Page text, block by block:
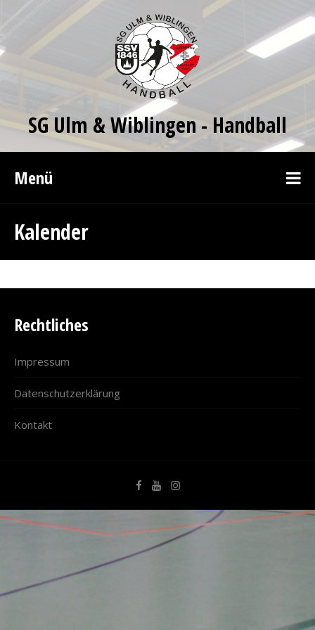
SG Ulm & Wiblingen - Handball
Menü
Kalender
Rechtliches
Impressum
Datenschutzerklärung
Kontakt